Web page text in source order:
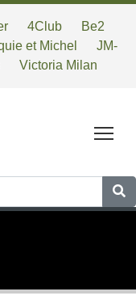
4Club
Be2
et Michel
JM-
Victoria Milan